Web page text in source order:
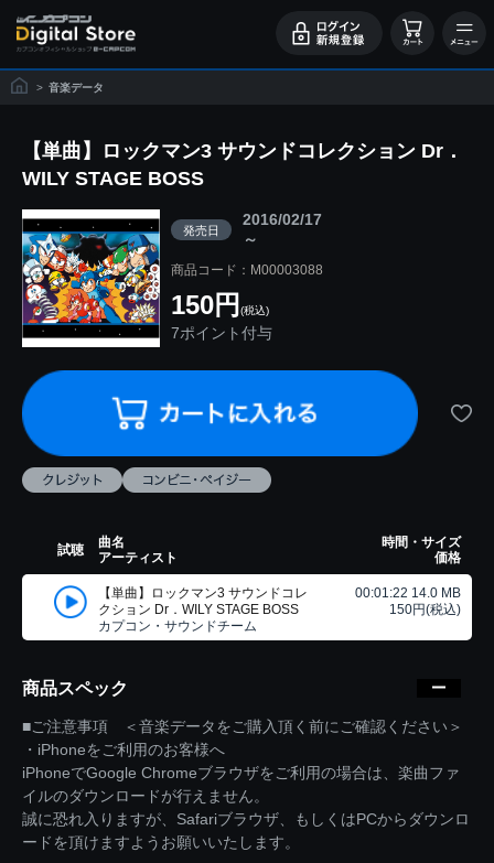
> 音楽データ
【単曲】ロックマン3 サウンドコレクション Dr．
WILY STAGE BOSS
発売日
2016/02/17
～
商品コード：M00003088
150円 (税込)
7ポイント付与
試聴
曲名
アーティスト
時間・サイズ
価格
【単曲】ロックマン3 サウンドコレ
クション Dr．WILY STAGE BOSS
カプコン・サウンドチーム
00:01:22 14.0 MB
150円(税込)
商品スペック
■ご注意事項 ＜音楽データをご購入頂く前にご確認ください＞
・iPhoneをご利用のお客様へ
iPhoneでGoogle Chromeブラウザをご利用の場合は、楽曲ファ
イルのダウンロードが行えません。
誠に恐れ入りますが、Safariブラウザ、もしくはPCからダウンロ
ードを頂けますようお願いいたします。